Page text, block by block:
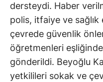
dersteydi. Haber
polis, itfaiye ve
çevrede güvenlik
öğretmenleri eşliğinde
gönderildi. Beyoğlu
yetkilileri sokak ve